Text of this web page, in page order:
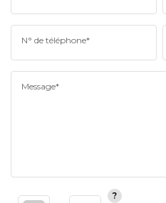
N° de téléphone*
Message*